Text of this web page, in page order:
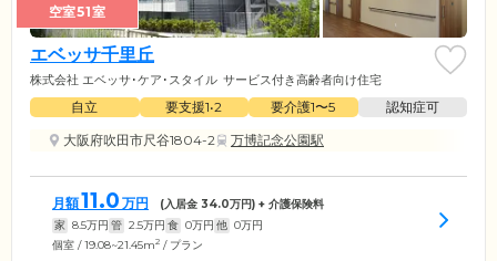
空室51室
エベッサ千里丘
株式会社 エベッサ･ケア･スタイル サービス付き高齢者向け住宅
自立 要支援1•2 要介護1〜5
認知症可
大阪府吹田市尺谷1804-2
万博記念公園駅
月額11.0 万円 (入居金 34.0万円) + 介護保険料
家 8.5万円 管 2.5万円 食 0万円 他 0万円
個室 / 19.08~21.45m2 / プラン